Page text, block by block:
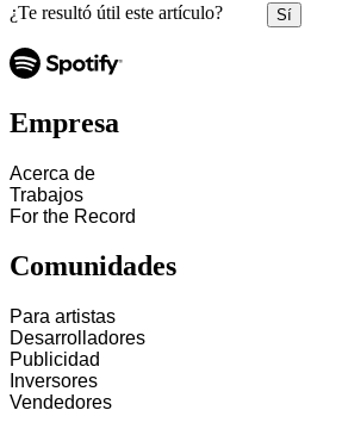
¿Te resultó útil este artículo? Sí
Empresa
Acerca de
Trabajos
For the Record
Comunidades
Para artistas
Desarrolladores
Publicidad
Inversores
Vendedores